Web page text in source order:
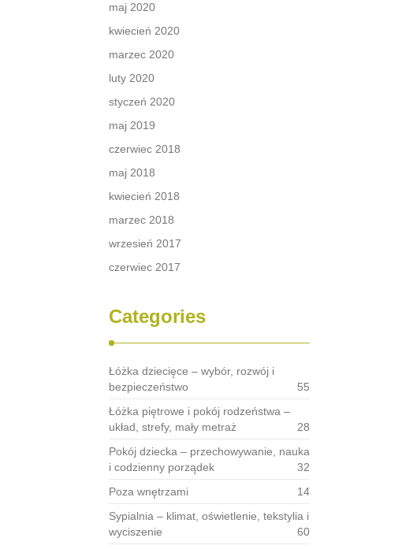
maj 2020
kwiecień 2020
marzec 2020
luty 2020
styczeń 2020
maj 2019
czerwiec 2018
maj 2018
kwiecień 2018
marzec 2018
wrzesień 2017
czerwiec 2017
Categories
Łóżka dziecięce – wybór, rozwój i
bezpieczeństwo
55
Łóżka piętrowe i pokój rodzeństwa –
układ, strefy, mały metraż
28
Pokój dziecka – przechowywanie, nauka
i codzienny porządek
32
Poza wnętrzami
14
Sypialnia – klimat, oświetlenie, tekstylia i
wyciszenie
60